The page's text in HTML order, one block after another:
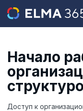
Начало
Доступ к